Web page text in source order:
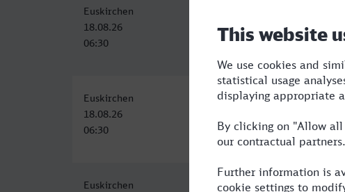
Euskirchen
18.08.26
06:30
18.08.26
Euskirchen
18.08.26
06:30
Bremerhaven Hbf
Euskirchen
Bremerhaven Hbf